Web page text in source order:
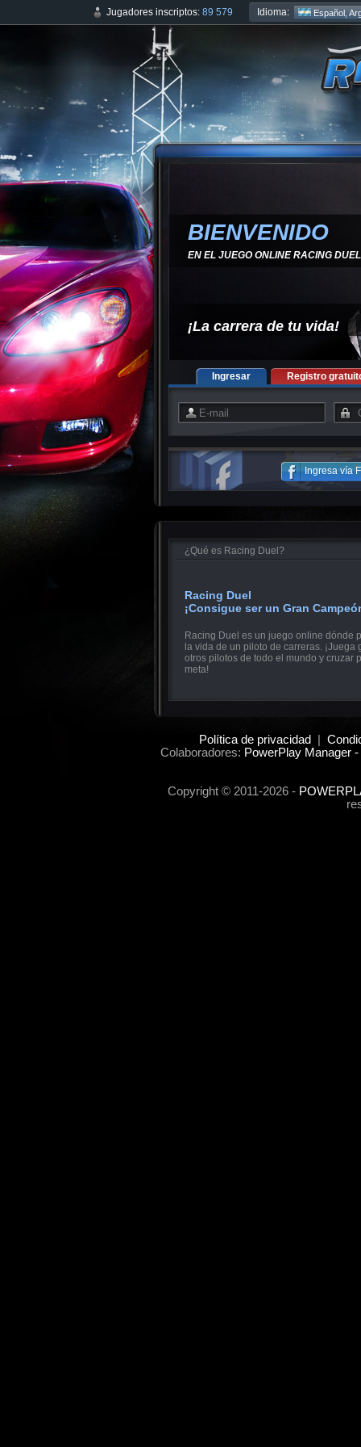
Jugadores inscriptos: 89 579 Idioma: Español,
BIENVENIDO
EN EL JUEGO ONLINE RACING DUEL
¡La carrera de tu vida!
Ingresar Registro
Ingresa vía
¿Qué es Racing Duel?
Racing Duel
¡Consigue ser un Gran
Racing Duel es un juego online dónde
la vida de un piloto de carreras. ¡Juega
otros pilotos de todo el mundo y cruzar
meta!
Política de privacidad
Colaboradores: PowerPlay Manager
Copyright © 2011-2026 -